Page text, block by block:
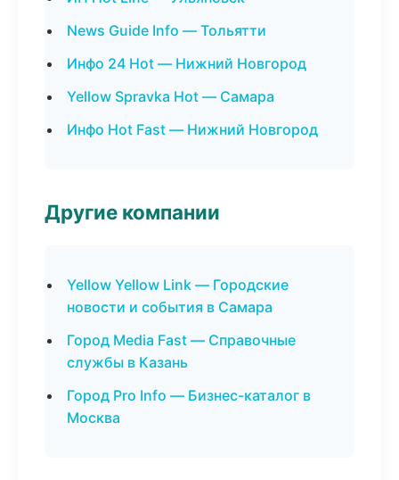
News Guide Info — Тольятти
Инфо 24 Hot — Нижний Новгород
Yellow Spravka Hot — Самара
Инфо Hot Fast — Нижний Новгород
Другие компании
Yellow Yellow Link — Городские
новости и события в Самара
Город Media Fast — Справочные
службы в Казань
Город Pro Info — Бизнес-каталог в
Москва